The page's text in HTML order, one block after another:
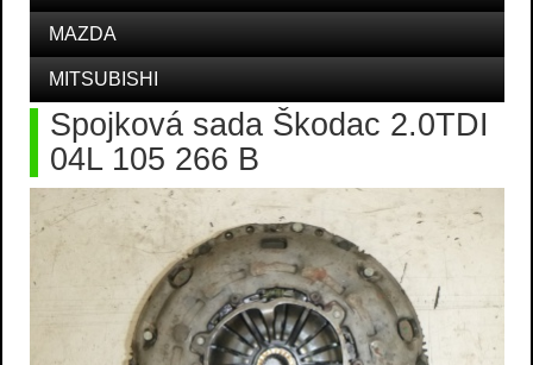
MAZDA
MITSUBISHI
Spojková sada Škodac 2.0TDI
04L 105 266 B